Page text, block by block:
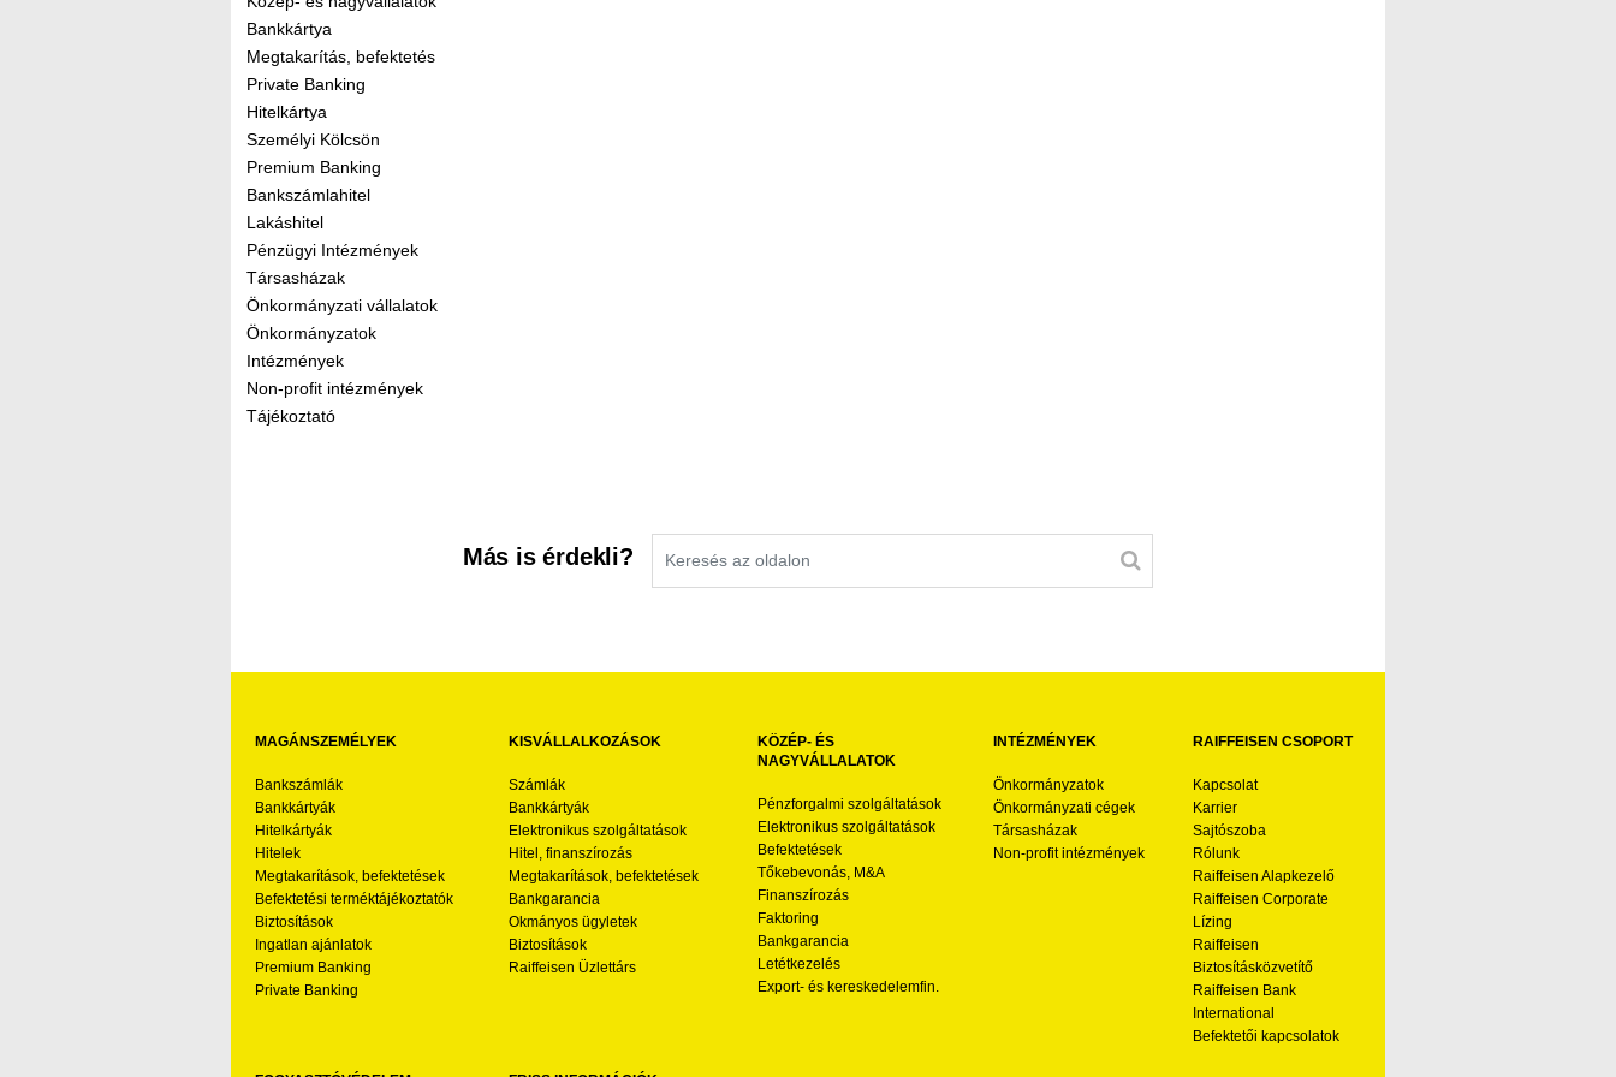
Bankkártya
Megtakarítás, befektetés
Private Banking
Hitelkártya
Személyi Kölcsön
Premium Banking
Bankszámlahitel
Lakáshitel
Pénzügyi Intézmények
Társasházak
Önkormányzati vállalatok
Önkormányzatok
Intézmények
Non-profit intézmények
Tájékoztató
Más is érdekli?
MAGÁNSZEMÉLYEK
Bankszámlák
Bankkártyák
Hitelkártyák
Hitelek
Megtakarítások, befektetések
Befektetési terméktájékoztatók
Biztosítások
Ingatlan ajánlatok
Premium Banking
Private Banking
KISVÁLLALKOZÁSOK
Számlák
Bankkártyák
Elektronikus szolgáltatások
Hitel, finanszírozás
Megtakarítások, befektetések
Bankgarancia
Okmányos ügyletek
Biztosítások
Raiffeisen Üzlettárs
KÖZÉP- ÉS
NAGYVÁLLALATOK
Pénzforgalmi szolgáltatások
Elektronikus szolgáltatások
Befektetések
Tőkebevonás, M&A
Finanszírozás
Faktoring
Bankgarancia
Letétkezelés
Export- és kereskedelemfin.
INTÉZMÉNYEK
Önkormányzatok
Önkormányzati cégek
Társasházak
Non-profit intézmények
RAIFFEISEN CSOPORT
Kapcsolat
Karrier
Sajtószoba
Rólunk
Raiffeisen Alapkezelő
Raiffeisen Corporate
Lízing
Raiffeisen
Biztosításközvetítő
Raiffeisen Bank
International
Befektetői kapcsolatok